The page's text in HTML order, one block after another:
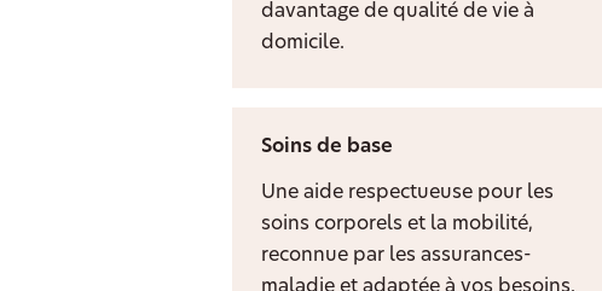
davantage de qualité de vie à
domicile.
Soins de base
Une aide respectueuse pour les
soins corporels et la mobilité,
reconnue par les assurances-